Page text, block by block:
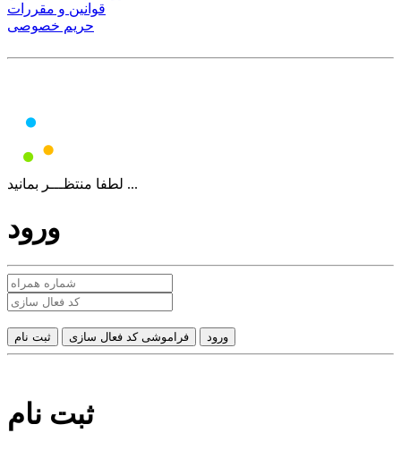
قوانین و مقررات
حریم خصوصی
لطفا منتظـــر بمانید ...
ورود
فراموشی کد فعال سازی
ثبت نام